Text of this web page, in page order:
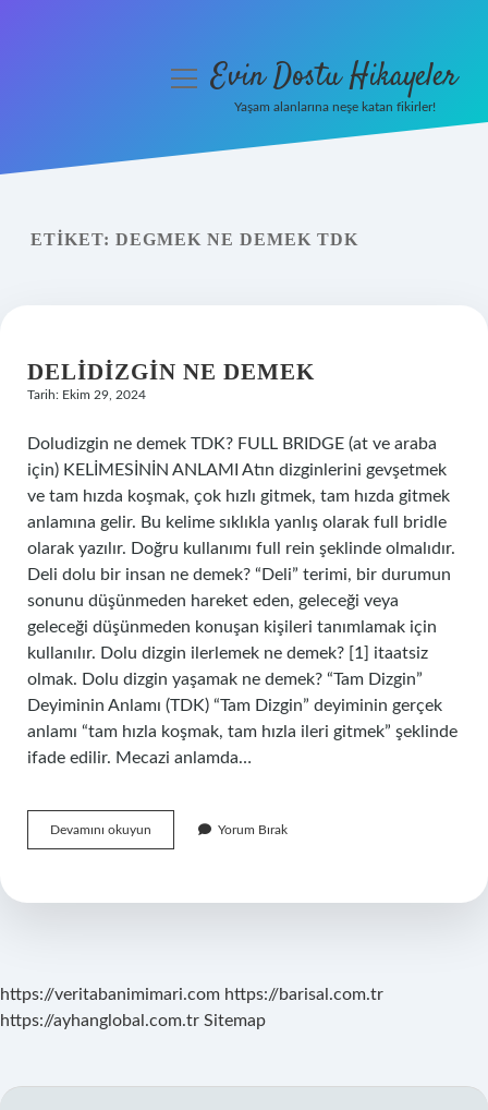
Yasal Uyarı
menüyüEvin Dostu Hikayeler
Yaşam alanlarına neşe katan fikirler!
ETIKET: DEGMEK NE DEMEK TDK
DELIDIZGIN NE DEMEK
Tarih: Ekim 29, 2024
Doludizgin ne demek TDK? FULL BRIDGE (at ve araba
için) KELİMESİNİN ANLAMI Atın dizginlerini gevşetmek
ve tam hızda koşmak, çok hızlı gitmek, tam hızda gitmek
anlamına gelir. Bu kelime sıklıkla yanlış olarak full bridle
olarak yazılır. Doğru kullanımı full rein şeklinde olmalıdır.
Deli dolu bir insan ne demek? “Deli” terimi, bir durumun
sonunu düşünmeden hareket eden, geleceği veya
geleceği düşünmeden konuşan kişileri tanımlamak için
kullanılır. Dolu dizgin ilerlemek ne demek? [1] itaatsiz
olmak. Dolu dizgin yaşamak ne demek? “Tam Dizgin”
Deyiminin Anlamı (TDK) “Tam Dizgin” deyiminin gerçek
anlamı “tam hızla koşmak, tam hızla ileri gitmek” şeklinde
ifade edilir. Mecazi anlamda…
Devamını okuyun Delidizgin
Ne
Yorum Bırak
https://veritabanimimari.com https://barisal.com.tr
https://ayhanglobal.com.tr Sitemap